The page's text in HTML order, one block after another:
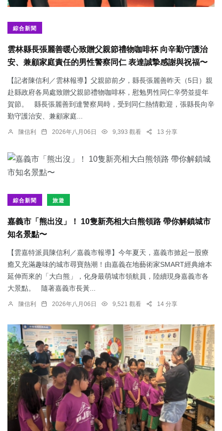
綜合新聞
雲林縣長張麗善暖心致贈父親節禮物咖啡杯 向辛勤守護治
安、兼顧家庭責任的男性警察同仁 表達誠摯感謝與祝福〜
【記者陳信利／雲林報導】父親節前夕，縣長張麗善昨天（5日）親
赴縣政府各局處致贈父親節禮物咖啡杯，慰勉男性同仁辛勞並提年
賀節。 縣長張麗善到達警察局時，受到同仁熱情歡迎，張縣長向辛
勤守護治安、兼顧家庭...
陳信利 2026年八月06日 9,393 觀看 13 分享
綜合新聞 旅遊
嘉義市「熊出沒」！ 10隻新亮相大白熊領路 帶你解鎖城市
知名景點〜
【雲嘉特派員陳信利／嘉義市報導】今年夏天，嘉義市掀起一股療
癒又充滿趣味的城市尋寶熱潮！由嘉義在地藝術家SMART經典繪本
延伸而來的「大白熊」，化身最萌城市領航員，陸續現身嘉義市各
大景點。 隨著嘉義市長黃...
陳信利 2026年八月06日 9,521 觀看 14 分享